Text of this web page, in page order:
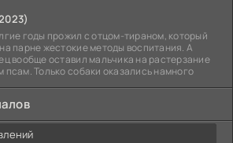
годы прожил с отцом-тираном, который
парне жестокие методы воспитания. А
вообще оставил мальчика на растерзание
псам. Только собаки оказались намного